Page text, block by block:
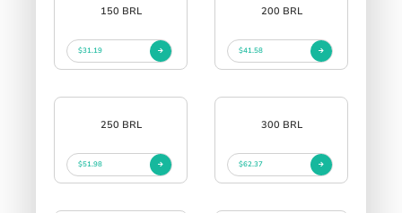
150 BRL
$31.19
200 BRL
$41.58
250 BRL
$51.98
300 BRL
$62.37